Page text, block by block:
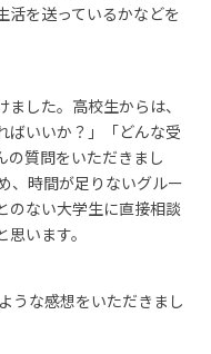
活を送っているかなどを
した。高校生からは、
ばいいか？」「どんな受
の質問をいただきまし
、時間が足りないグルー
のない大学生に直接相談
います。
うな感想をいただきまし